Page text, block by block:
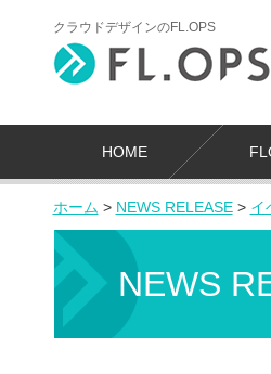
クラウドデザインのFL.OPS
HOME
ホーム > NEWS RELEASE> イ
NEWS